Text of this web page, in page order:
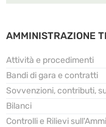
AMMINISTRAZIONE
Attività e procedimenti
Bandi di gara e contratti
Sovvenzioni, contributi,
Bilanci
Controlli e Rilievi